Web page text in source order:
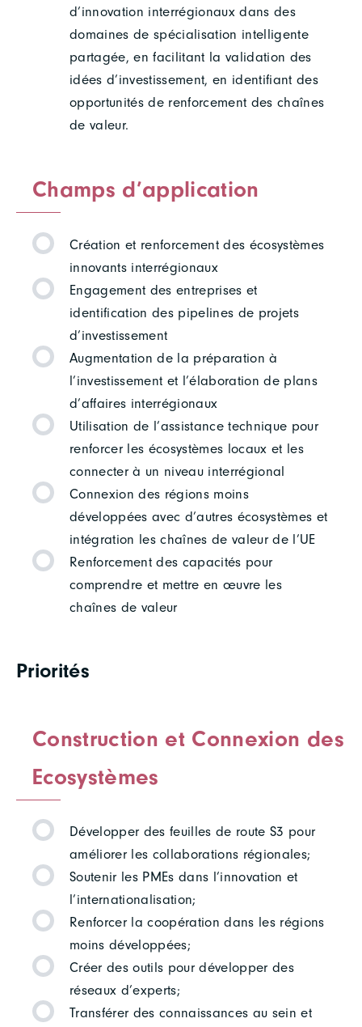
d’innovation interrégionaux dans des
domaines de spécialisation intelligente
partagée, en facilitant la validation des
idées d’investissement, en identifiant des
opportunités de renforcement des chaînes
de valeur.
Champs d’application
Création et renforcement des écosystèmes
innovants interrégionaux
Engagement des entreprises et
identification des pipelines de projets
d’investissement
Augmentation de la préparation à
l’investissement et l’élaboration de plans
d’affaires interrégionaux
Utilisation de l’assistance technique pour
renforcer les écosystèmes locaux et les
connecter à un niveau interrégional
Connexion des régions moins
développées avec d’autres écosystèmes et
intégration les chaînes de valeur de l’UE
Renforcement des capacités pour
comprendre et mettre en œuvre les
chaînes de valeur
Priorités
Construction et Connexion des
Ecosystèmes
Développer des feuilles de route S3 pour
améliorer les collaborations régionales;
Soutenir les PMEs dans l’innovation et
l’internationalisation;
Renforcer la coopération dans les régions
moins développées;
Créer des outils pour développer des
réseaux d’experts;
Transférer des connaissances au sein et